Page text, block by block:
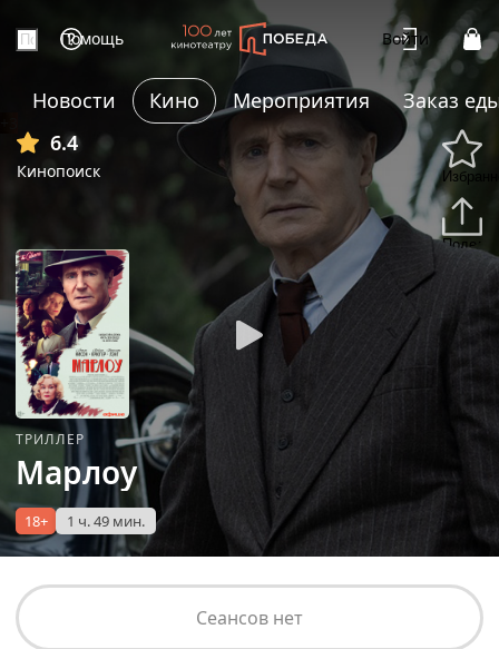
Помощь Войти
Новости Кино Мероприятия
Заказ
6.4
Кинопоиск
ТРИЛЛЕР
Марлоу
18+ 1 ч. 49 мин.
Сеансов нет